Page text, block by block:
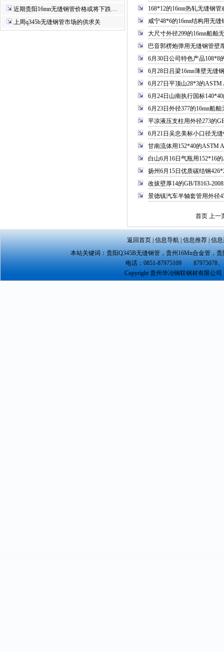
近期贵阳16mn无缝钢管价格或将下跌…
上周q345b无缝钢管市场的供求关
168*12的16mn热轧无缝钢
咸宁48*6的16mn结构用无
大尺寸外径299的16mn船舶
巴音郭楞炮弹用无缝钢管壁
6月30日公司特色产品108*8
6月28日吕梁16mn薄壁无缝
6月27日平顶山28*3的
6月24日山南执行国标
6月23日外径377的16mn船
平凉液压支柱用外径273的
6月21日吴忠美标小口径无
甘南流体用152*40的ASTM
白山6月16日气瓶用152*16
扬州6月15日优质碳结钢
改拔壁厚14的GB/T8163-
景德镇汽车半轴套管用外径
首页 上一
返回首页 信息导航 信息推荐 信
本站关键词： 贵阳Q345B无缝钢管 ， 贵州16Mn合金管 ， 贵
电话：0851-87975109 87975078、
Copyright 贵州华冶钢联钢材有限公